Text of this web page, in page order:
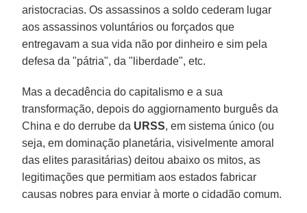
aristocracias. Os assassinos a soldo cederam lugar
aos assassinos voluntários ou forçados que
entregavam a sua vida não por dinheiro e sim pela
defesa da "pátria", da "liberdade", etc.
Mas a decadência do capitalismo e a sua
transformação, depois do aggiornamento burguês da
China e do derrube da URSS, em sistema único (ou
seja, em dominação planetária, visivelmente amoral
das elites parasitárias) deitou abaixo os mitos, as
legitimações que permitiam aos estados fabricar
causas nobres para enviar à morte o cidadão comum.